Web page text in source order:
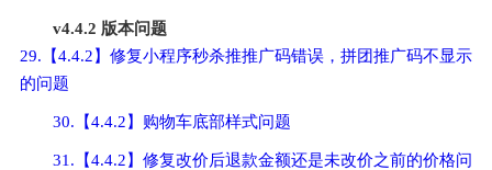
v4.4.2 版本问题
29.【4.4.2】修复小程序秒杀推推广码错误，拼团推广码不显示
的问题
30.【4.4.2】购物车底部样式问题
31.【4.4.2】修复改价后退款金额还是未改价之前的价格问